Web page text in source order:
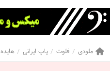
ملودی فلوت پاپ ایرانی هایده